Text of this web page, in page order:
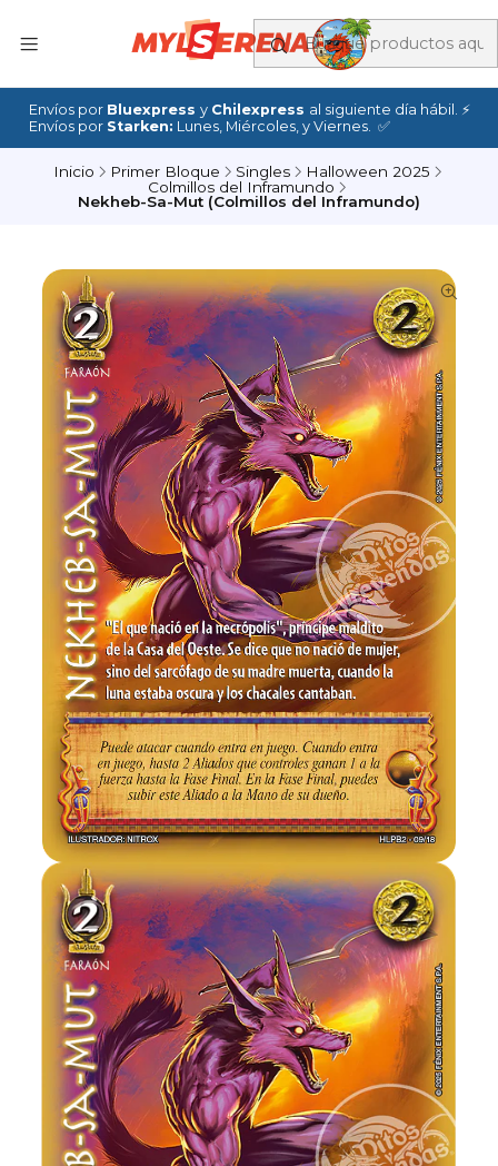
Envíos por Bluexpress y Chilexpress al siguiente día hábil. ⚡
Envíos por Starken: Lunes, Miércoles, y Viernes. ✅
Inicio Primer Bloque Singles
Halloween 2025
Colmillos del Inframundo
Nekheb-Sa-Mut (Colmillos del Inframundo)